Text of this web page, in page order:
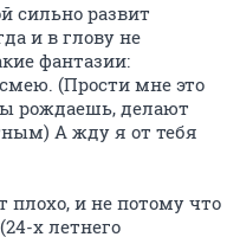
сильно развит
и в глову не
фантазии:
(Прости мне это
рождаешь, делают
А жду я от тебя
плохо, и не потому что
х летнего